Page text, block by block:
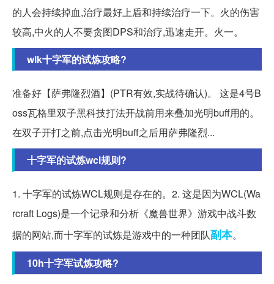
的人会持续掉血,治疗最好上盾和持续治疗一下。火的伤害
较高,中火的人不要贪图DPS和治疗,迅速走开。火一。
wlk十字军的试炼攻略?
准备好【萨弗隆烈酒】(PTR有效,实战待确认)。 这是4号B
oss瓦格里双子黑科技打法开战前用来叠加光明buff用的。
在双子开打之前,点击光明buff之后用萨弗隆烈...
十字军的试炼wcl规则?
1. 十字军的试炼WCL规则是存在的。2. 这是因为WCL(Wa
rcraft Logs)是一个记录和分析《魔兽世界》游戏中战斗数
据的网站,而十字军的试炼是游戏中的一种团队副本。
10h十字军试炼攻略?